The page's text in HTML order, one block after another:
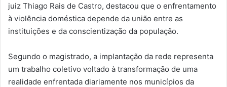
juiz Thiago Rais de Castro, destacou que o enfrentamento
à violência doméstica depende da união entre as
instituições e da conscientização da população.
Segundo o magistrado, a implantação da rede representa
um trabalho coletivo voltado à transformação de uma
realidade enfrentada diariamente nos municípios da